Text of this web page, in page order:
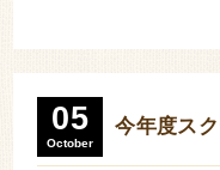
05
October
今年度ス